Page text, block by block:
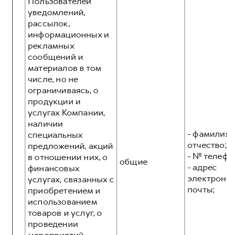
уведомлений,
рассылок,
информационных и
рекламных
сообщений и
материалов в том
числе, но не
ограничиваясь, о
продукции и
услугах Компании,
наличии
специальных
предложений, акций
в отношении них, о
финансовых
услугах, связанных с
приобретением и
использованием
товаров и услуг, о
проведении
общие
-
отчество;
- №
- адрес
почты;